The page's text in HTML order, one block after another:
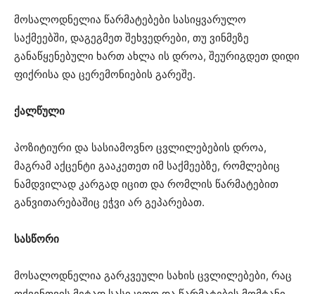
მოსალოდნელია წარმატებები სასიყვარულო
საქმეებში, დაგეგმეთ შეხვედრები, თუ ვინმეზე
განაწყენებული ხართ ახლა ის დროა, შეურიგდეთ დიდი
ფიქრისა და ცერემონიების გარეშე.
ქალწული
პოზიტიური და სასიამოვნო ცვლილებების დროა,
მაგრამ აქცენტი გააკეთეთ იმ საქმეებზე, რომლებიც
ნამდვილად კარგად იცით და რომლის წარმატებით
განვითარებაშიც ეჭვი არ გეპარებათ.
სასწორი
მოსალოდნელია გარკვეული სახის ცვლილებები, რაც